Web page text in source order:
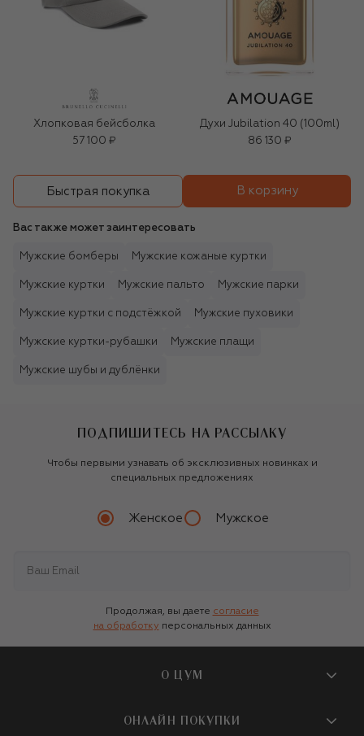
Хлопковая бейсболка
57 100 ₽
Духи Jubilation 40 (100ml)
86 130 ₽
Быстрая покупка В корзину
Вас также может заинтересовать
Мужские бомберы Мужские кожаные куртки
Мужские куртки Мужские пальто Мужские парки
Мужские куртки с подстёжкой Мужские пуховики
Мужские куртки-рубашки Мужские плащи
Мужские шубы и дублёнки
ПОДПИШИТЕСЬ НА РАССЫЛКУ
Чтобы первыми узнавать об эксклюзивных новинках и
специальных предложениях
Женское Мужское
Продолжая, вы даете согласие
на обработку персональных данных
О ЦУМ
О магазине
ОНЛАЙН ПОКУПКИ